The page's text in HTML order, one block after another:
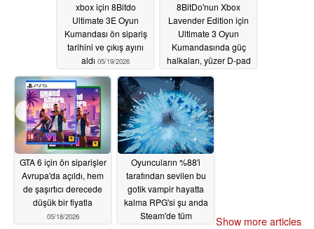
xbox için 8Bitdo
Ultimate 3E Oyun
Kumandası ön sipariş
tarihini ve çıkış ayını
aldı 05/19/2026
8BitDo'nun Xbox
Lavender Edition için
Ultimate 3 Oyun
Kumandasında güç
halkaları, yüzer D-pad
05/19/2026
GTA 6 için ön siparişler
Avrupa'da açıldı, hem
de şaşırtıcı derecede
düşük bir fiyatla
05/18/2026
Oyuncuların %88'i
tarafından sevilen bu
gotik vampir hayatta
kalma RPG'si şu anda
Steam'de tüm
Show more articles